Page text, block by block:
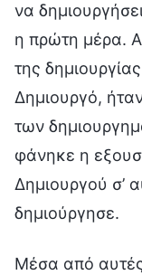
να
η πρώτη μέρα.
της
Δημιουργό,
των
φάνηκε η
Δημιουργού σ’
δημιούργησε.
Μέσα από αυτές